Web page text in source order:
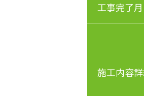
工事完了月
施工内容